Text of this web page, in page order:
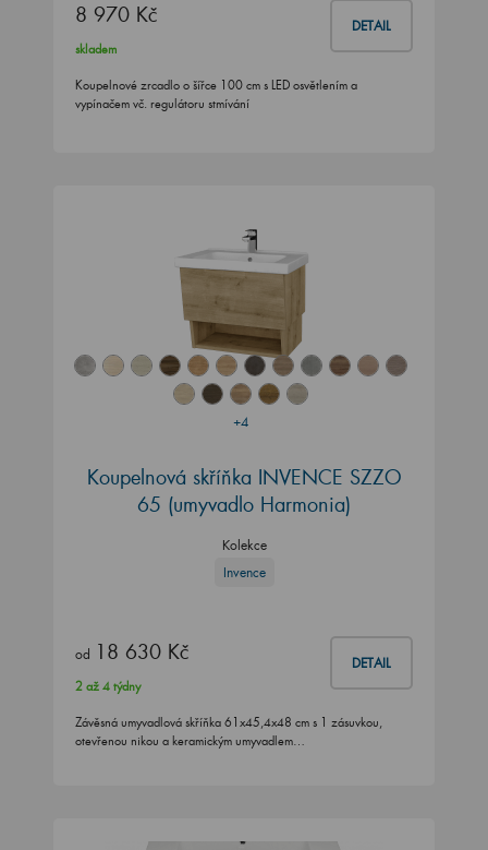
8 970 Kč DETAIL
skladem
Koupelnové zrcadlo o šířce 100 cm s LED osvětlením a
vypínačem vč. regulátoru stmívání
+4
Koupelnová skříňka INVENCE SZZO
65 (umyvadlo Harmonia)
Kolekce
Invence
od 18 630 Kč DETAIL
2 až 4 týdny
Závěsná umyvadlová skříňka 61x45,4x48 cm s 1 zásuvkou,
otevřenou nikou a keramickým umyvadlem…